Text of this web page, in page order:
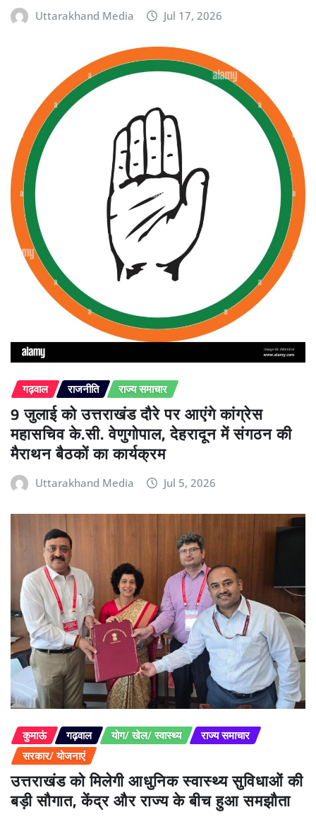
Uttarakhand Media Jul 17, 2026
गढ़वाल राजनीति राज्य समाचार
9 जुलाई को उत्तराखंड दौरे पर आएंगे कांग्रेस
महासचिव के.सी. वेणुगोपाल, देहरादून में संगठन की
मैराथन बैठकों का कार्यक्रम
Uttarakhand Media Jul 5, 2026
कुमाऊं गढ़वाल योग/ खेल/ स्वास्थ्य
राज्य समाचार
सरकार/ योजनाएं
उत्तराखंड को मिलेगी आधुनिक स्वास्थ्य सुविधाओं की
बड़ी सौगात, केंद्र और राज्य के बीच हुआ समझौता